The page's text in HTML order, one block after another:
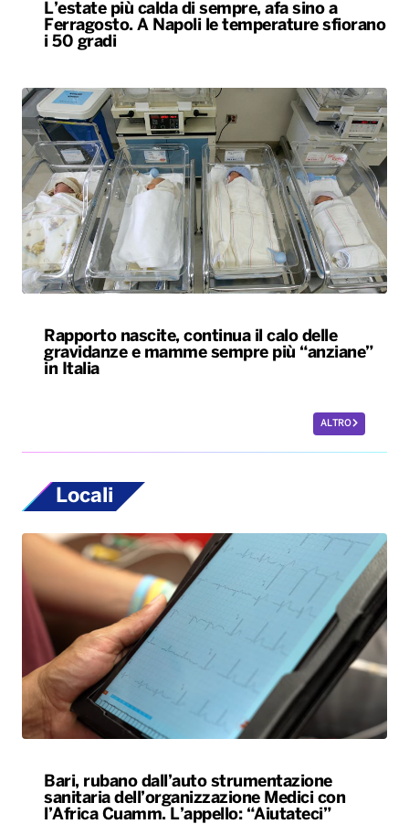
L’estate più calda di sempre, afa sino a
Ferragosto. A Napoli le temperature sfiorano
i 50 gradi
Rapporto nascite, continua il calo delle
gravidanze e mamme sempre più “anziane”
in Italia
ALTRO
Locali
Bari, rubano dall’auto strumentazione
sanitaria dell’organizzazione Medici con
l’Africa Cuamm. L’appello: “Aiutateci”